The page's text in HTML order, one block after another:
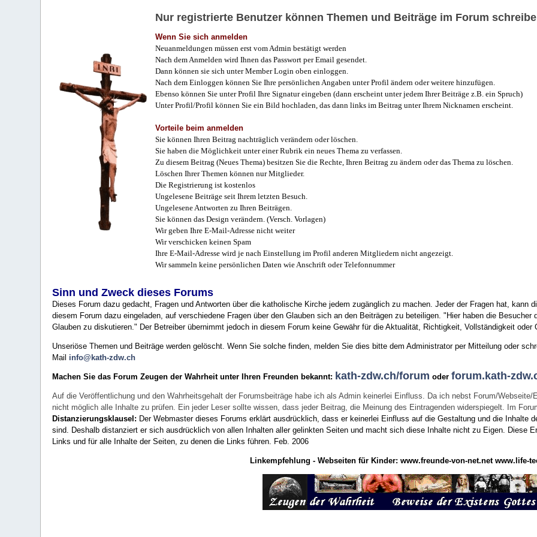
Nur registrierte Benutzer können Themen und Beiträge im Forum
Wenn Sie sich anmelden
Neuanmeldungen müssen erst vom Admin bestätigt werden
Nach dem Anmelden wird Ihnen das Passwort per Email gesendet.
Dann können sie sich unter Member Login oben einloggen.
Nach dem Einloggen können Sie Ihre persönlichen Angaben unter Profil ändern oder weitere hinzufügen.
Ebenso können Sie unter Profil Ihre Signatur eingeben (dann erscheint unter jedem Ihrer Beiträge z.B. ein Spruch)
Unter Profil/Profil können Sie ein Bild hochladen, das dann links im Beitrag unter Ihrem Nicknamen erscheint.
Vorteile beim anmelden
Sie können Ihren Beitrag nachträglich verändern oder löschen.
Sie haben die Möglichkeit unter einer Rubrik ein neues Thema zu verfassen.
Zu diesem Beitrag (Neues Thema) besitzen Sie die Rechte, Ihren Beitrag zu ändern oder das Thema zu löschen.
Löschen Ihrer Themen können nur Mitglieder.
Die Registrierung ist kostenlos
Ungelesene Beiträge seit Ihrem letzten Besuch.
Ungelesene Antworten zu Ihren Beiträgen.
Sie können das Design verändern. (Versch. Vorlagen)
Wir geben Ihre E-Mail-Adresse nicht weiter
Wir verschicken keinen Spam
Ihre E-Mail-Adresse wird je nach Einstellung im Profil anderen Mitgliedern nicht angezeigt.
Wir sammeln keine persönlichen Daten wie Anschrift oder Telefonnummer
Sinn und Zweck dieses Forums
Dieses Forum dazu gedacht, Fragen und Antworten über die katholische Kirche jedem zugänglich zu machen. Jeder der Fragen hat, kann
diesem Forum dazu eingeladen, auf verschiedene Fragen über den Glauben sich an den Beiträgen zu beteiligen. "Hier haben die
Glauben zu diskutieren." Der Betreiber übernimmt jedoch in diesem Forum keine Gewähr für die Aktualität, Richtigkeit, Vollständigkeit
Unseriöse Themen und Beiträge werden gelöscht. Wenn Sie solche finden, melden Sie dies bitte dem Administrator per Mitteilung oder
Mail info@kath-zdw.ch
Machen Sie das Forum Zeugen der Wahrheit unter Ihren Freunden bekannt: kath-zdw.ch/forum oderforum.kath-
Auf die Veröffentlichung und den Wahrheitsgehalt der Forumsbeiträge habe ich als Admin keinerlei Einfluss. Da ich nebst Forum/
nicht möglich alle Inhalte zu prüfen. Ein jeder Leser sollte wissen, dass jeder Beitrag, die Meinung des Eintragenden widerspiegelt. Im
Distanzierungsklausel: Der Webmaster dieses Forums erklärt ausdrücklich, dass er keinerlei Einfluss auf die Gestaltung und die Inhalte
sind. Deshalb distanziert er sich ausdrücklich von allen Inhalten aller gelinkten Seiten und macht sich diese Inhalte nicht zu Eigen. Diese
Links und für alle Inhalte der Seiten, zu denen die Links führen. Feb. 2006
Linkempfehlung - Webseiten für Kinder: www.freunde-von-net.net www.life-